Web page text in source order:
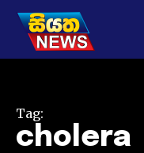
Tag:
cholera